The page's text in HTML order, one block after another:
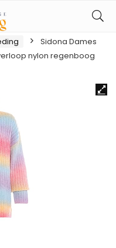
Sidona Dames
nylon regenboog